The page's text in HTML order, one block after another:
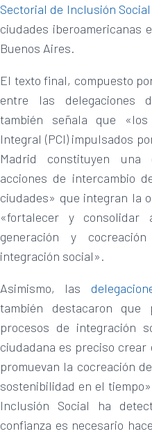
Sectorial de Inclusión Social
ciudades iberoamericanas
Buenos Aires.
El texto final, compuesto
entre las delegaciones
también señala que «los
Integral (PCI) impulsados
Madrid constituyen una
acciones de intercambio
ciudades» que integran la
«fortalecer y consolidar
generación y
integración social».
Asimismo, las
también destacaron
procesos de integración
ciudadana es preciso
promuevan la cocreación
sostenibilidad en el
Inclusión Social ha
confianza es necesario